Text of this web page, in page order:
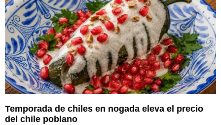
Temporada de chiles en nogada eleva el precio
del chile poblano